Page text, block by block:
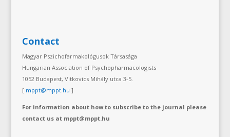
Contact
Magyar Pszichofarmakológusok Társasága
Hungarian Association of Psychopharmacologists
1052 Budapest, Vitkovics Mihály utca 3-5.
[ mppt@mppt.hu ]
For information about how to subscribe to the journal please
contact us at mppt@mppt.hu